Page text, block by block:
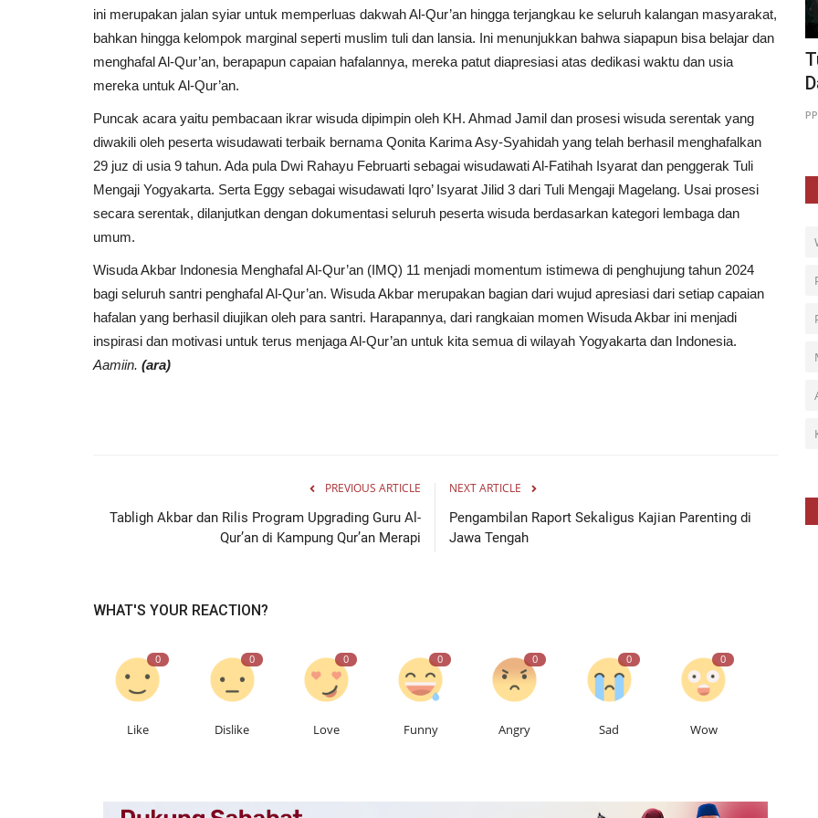
ini merupakan jalan syiar untuk memperluas dakwah Al-Qur’an hingga terjangkau ke seluruh kalangan masyarakat,
bahkan hingga kelompok marginal seperti muslim tuli dan lansia. Ini menunjukkan bahwa siapapun bisa belajar dan
menghafal Al-Qur’an, berapapun capaian hafalannya, mereka patut diapresiasi atas dedikasi waktu dan usia
mereka untuk Al-Qur’an.
Puncak acara yaitu pembacaan ikrar wisuda dipimpin oleh KH. Ahmad Jamil dan prosesi wisuda serentak yang
diwakili oleh peserta wisudawati terbaik bernama Qonita Karima Asy-Syahidah yang telah berhasil menghafalkan
29 juz di usia 9 tahun. Ada pula Dwi Rahayu Februarti sebagai wisudawati Al-Fatihah Isyarat dan penggerak Tuli
Mengaji Yogyakarta. Serta Eggy sebagai wisudawati Iqro’ Isyarat Jilid 3 dari Tuli Mengaji Magelang. Usai prosesi
secara serentak, dilanjutkan dengan dokumentasi seluruh peserta wisuda berdasarkan kategori lembaga dan
umum.
Wisuda Akbar Indonesia Menghafal Al-Qur’an (IMQ) 11 menjadi momentum istimewa di penghujung tahun 2024
bagi seluruh santri penghafal Al-Qur’an. Wisuda Akbar merupakan bagian dari wujud apresiasi dari setiap capaian
hafalan yang berhasil diujikan oleh para santri. Harapannya, dari rangkaian momen Wisuda Akbar ini menjadi
inspirasi dan motivasi untuk terus menjaga Al-Qur’an untuk kita semua di wilayah Yogyakarta dan Indonesia.
Aamiin. (ara)
PREVIOUS ARTICLE
Tabligh Akbar dan Rilis Program Upgrading Guru Al-
Qur’an di Kampung Qur’an Merapi
NEXT ARTICLE
Pengambilan Raport Sekaligus Kajian Parenting di
Jawa Tengah
WHAT'S YOUR REACTION?
0
Like
0
Dislike
0
Love
0
Funny
0
Angry
0
Sad
0
Wow
PPPA Daarul Qur’an Jawa Timur Gelar
Pesantren Holiday di...
PPPA Daarul Quran Surabaya Dec 29, 2025 0 78
Tuli Mengaji Adalah Komitmen PPPA
PPPA Daarul Quran Yogyakarta Jul 9, 2025 0 179